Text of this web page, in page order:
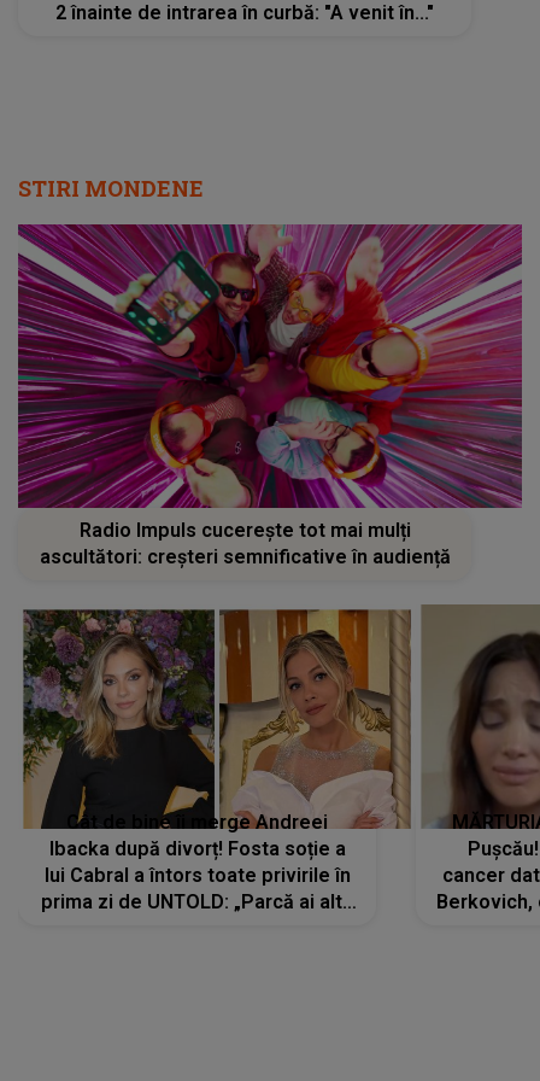
2 înainte de intrarea în curbă: "A venit în..."
STIRI MONDENE
Radio Impuls cucerește tot mai mulți
ascultători: creșteri semnificative în audiență
Cât de bine îi merge Andreei
Ibacka după divorț! Fosta soție a
lui Cabral a întors toate privirile în
prima zi de UNTOLD: „Parcă ai altă
cancer